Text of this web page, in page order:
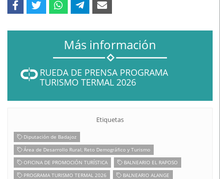
Más información
RUEDA DE PRENSA PROGRAMA
TURISMO TERMAL 2026
Etiquetas
Diputación de Badajoz
Área de Desarrollo Rural, Reto Demográfico y Turismo
OFICINA DE PROMOCIÓN TURÍSTICA
BALNEARIO EL RAPOSO
PROGRAMA TURISMO TERMAL 2026
BALNEARIO ALANGE